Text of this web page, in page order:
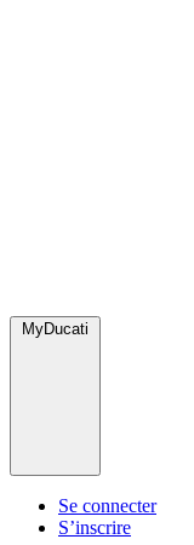
MyDucati
Se connecter
S’inscrire